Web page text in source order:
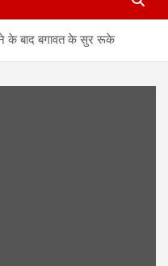
in Hindi,
Headlines
के बाद बगावत के सुर रूके